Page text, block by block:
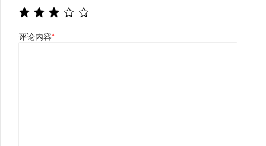
评论内容*